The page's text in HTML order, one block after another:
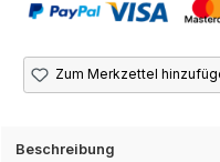
Zum Merkzettel
Beschreibung